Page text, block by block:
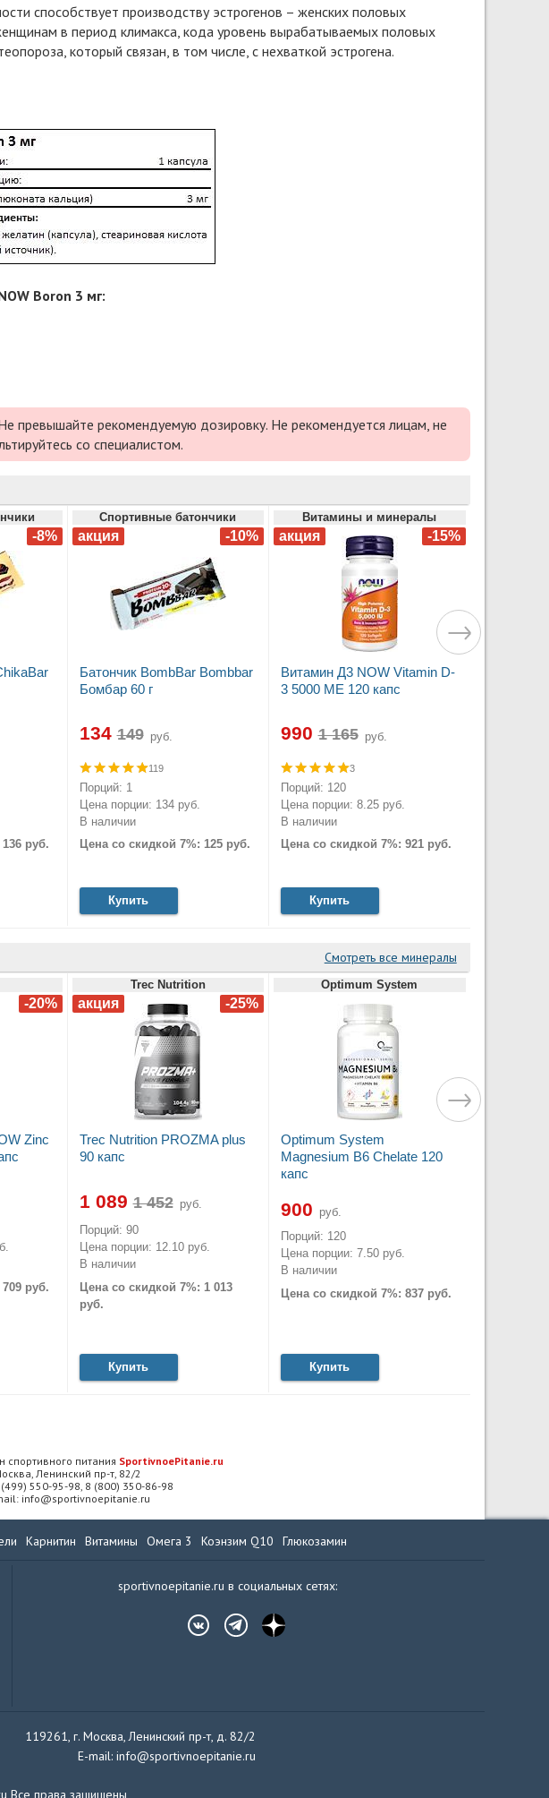
способствует производству эстрогенов – женских половых
в период климакса, кода уровень вырабатываемых половых
который связан, в том числе, с нехваткой эстрогена.
Boron 3 мг:
превышайте рекомендуемую дозировку. Не рекомендуется лицам, не
со специалистом.
руб.
Спортивные батончики
Батончик BombBar Bombbar
Бомбар 60 г
134 руб.
119
Порций: 1
Цена порции: 134 руб.
В наличии
Цена со скидкой 7%: 125 руб.
Купить
Витамины и минералы
Витамин Д3 NOW Vitamin D-
3 5000 МЕ 120 капс
990 руб.
3
Порций: 120
Цена порции: 8.25 руб.
В наличии
Цена со скидкой 7%: 921 руб.
Купить
Смотреть все минералы
Zinc
руб.
Trec Nutrition
Trec Nutrition PROZMA plus
90 капс
1 089
руб.
Порций: 90
Цена порции: 12.10 руб.
В наличии
Цена со скидкой 7%: 1 013
руб.
Купить
Optimum System
Optimum System
Magnesium B6 Chelate 120
капс
900 руб.
Порций: 120
Цена порции: 7.50 руб.
В наличии
Цена со скидкой 7%: 837 руб.
Купить
спортивного питания SportivnoePitanie.ru
Ленинский пр-т, 82/2
(499) 550-95-98, 8 (800) 350-86-98
info@sportivnoepitanie.ru
Карнитин Витамины Омега 3 Коэнзим Q10 Глюкозамин
sportivnoepitanie.ru в социальных сетях:
119261, г. Москва, Ленинский пр-т, д. 82/2
E-mail: info@sportivnoepitanie.ru
Все права защищены